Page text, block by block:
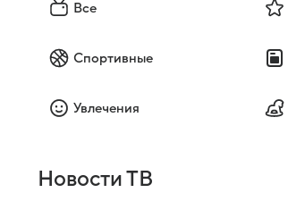
Все
Спортивные
Увлечения
Новости ТВ